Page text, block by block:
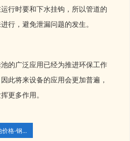
行时要和下水挂钩，所以管道的
行，避免泄漏问题的发生。
的广泛应用已经为推进环保工作
此将来设备的应用会更加普遍，
更多作用。
格​-钢...